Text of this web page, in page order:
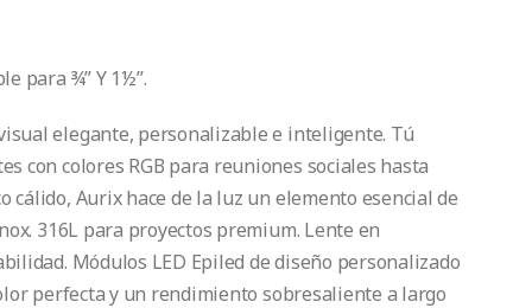
para ¾” Y 1½”.
elegante, personalizable e inteligente. Tú
con colores RGB para reuniones sociales hasta
cálido, Aurix hace de la luz un elemento esencial de
316L para proyectos premium. Lente en
Módulos LED Epiled de diseño personalizado
perfecta y un rendimiento sobresaliente a largo